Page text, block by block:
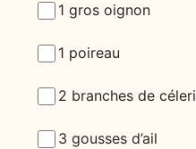
1 gros oignon
1 poireau
2 branches de céleri
3 gousses d’ail